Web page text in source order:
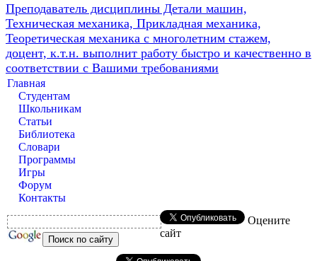
Преподаватель дисциплины Детали машин,
Техническая механика, Прикладная механика,
Теоретическая механика с многолетним стажем,
доцент, к.т.н. выполнит работу быстро и качественно в
соответствии с Вашими требованиями
Главная
Студентам
Школьникам
Статьи
Библиотека
Словари
Программы
Игры
Форум
Контакты
Оцените
сайт